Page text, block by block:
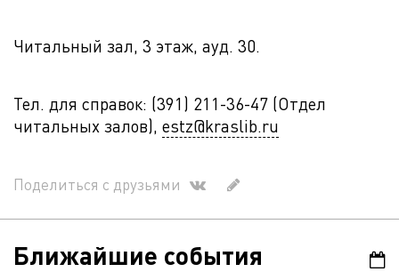
Читальный зал, 3 этаж, ауд. 30.
Тел. для справок: (391) 211-36-47 (Отдел
читальных залов), estz@kraslib.ru
Поделиться с друзьями
Ближайшие события